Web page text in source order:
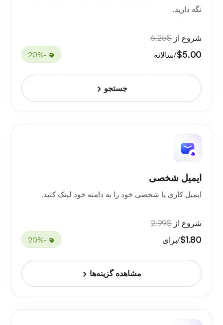
نگه دارید.
شروع از $6.25
$5.00/سالانه -20%
جستجو
ایمیل شخصی
ایمیل کاری یا شخصی خود را به دامنه خود لینک کنید.
شروع از $2.99
$1.80/برای -20%
مشاهده گزینه‌ها